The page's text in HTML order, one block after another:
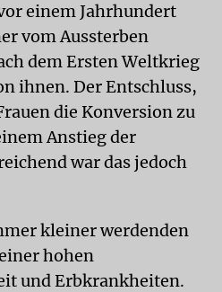
einem Jahrhundert
vom Aussterben
dem Ersten Weltkrieg
ihnen. Der Entschluss,
die Konversion zu
Anstieg der
war das jedoch
kleiner werdenden
hohen
und Erbkrankheiten.